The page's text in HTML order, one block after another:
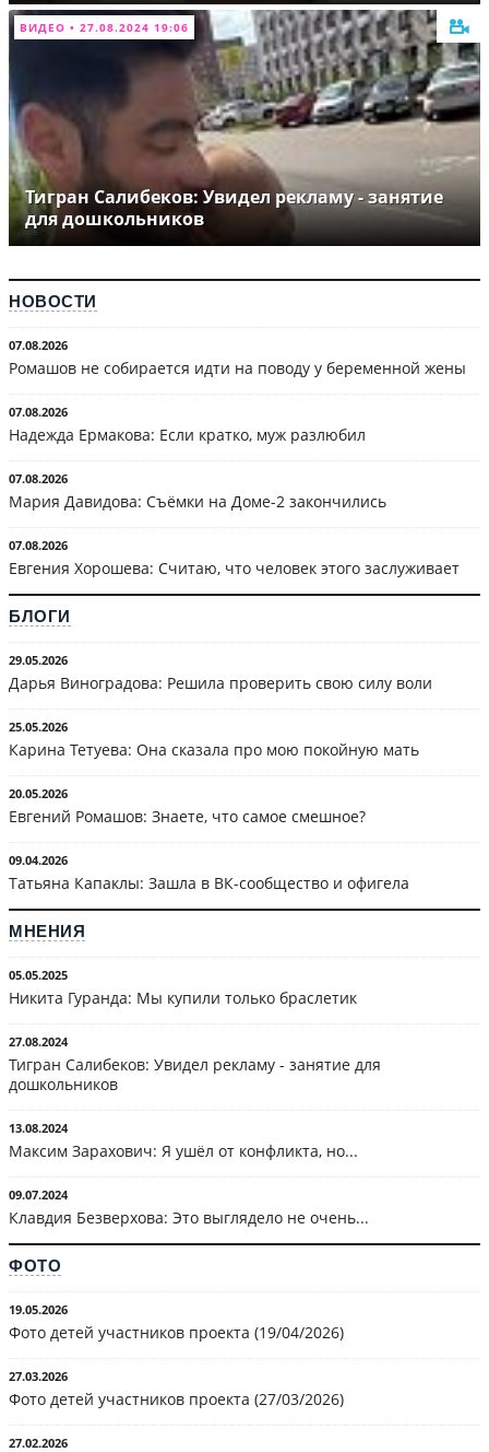
ВИДЕО • 27.08.2024 19:06
Тигран Салибеков: Увидел рекламу - занятие
для дошкольников
НОВОСТИ
07.08.2026
Ромашов не собирается идти на поводу у беременной жены
07.08.2026
Надежда Ермакова: Если кратко, муж разлюбил
07.08.2026
Мария Давидова: Съёмки на Доме-2 закончились
07.08.2026
Евгения Хорошева: Считаю, что человек этого заслуживает
БЛОГИ
29.05.2026
Дарья Виноградова: Решила проверить свою силу воли
25.05.2026
Карина Тетуева: Она сказала про мою покойную мать
20.05.2026
Евгений Ромашов: Знаете, что самое смешное?
09.04.2026
Татьяна Капаклы: Зашла в ВК-сообщество и офигела
МНЕНИЯ
05.05.2025
Никита Гуранда: Мы купили только браслетик
27.08.2024
Тигран Салибеков: Увидел рекламу - занятие для
дошкольников
13.08.2024
Максим Зарахович: Я ушёл от конфликта, но...
09.07.2024
Клавдия Безверхова: Это выглядело не очень...
ФОТО
19.05.2026
Фото детей участников проекта (19/04/2026)
27.03.2026
Фото детей участников проекта (27/03/2026)
27.02.2026